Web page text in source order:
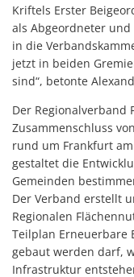
Kriftels Erster
als Abgeordneter
in die
jetzt in beiden
sind“, betonte
Der
Zusammenschluss
rund um Frankfurt
gestaltet die
Gemeinden
Der Verband erstellt
Regionalen
Teilplan Erneuerbare
gebaut werden darf,
Infrastruktur